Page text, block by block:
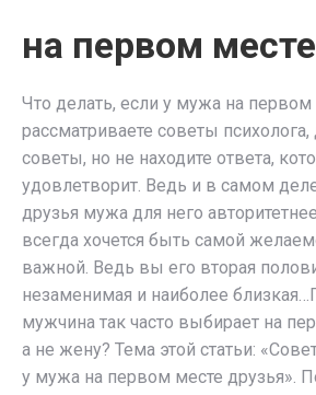
на первом
Что делать, если у мужа на
рассматриваете советы
советы, но не находите ответа,
удовлетворит. Ведь и в самом
друзья мужа для него
всегда хочется быть самой
важной. Ведь вы его вторая
незаменимая и наиболее
мужчина так часто выбирает на
а не жену? Тема этой статьи:
у мужа на первом месте друзья».